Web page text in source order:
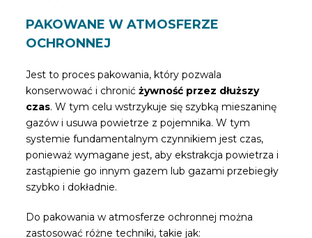
PAKOWANE W ATMOSFERZE
OCHRONNEJ
Jest to proces pakowania, który pozwala
konserwować i chronićżywność przez dłuższy
czas. W tym celu wstrzykuje się szybką mieszaninę
gazów i usuwa powietrze z pojemnika. W tym
systemie fundamentalnym czynnikiem jest czas,
ponieważ wymagane jest, aby ekstrakcja powietrza i
zastąpienie go innym gazem lub gazami przebiegły
szybko i dokładnie.
Do pakowania w atmosferze ochronnej można
zastosować różne techniki, takie jak: